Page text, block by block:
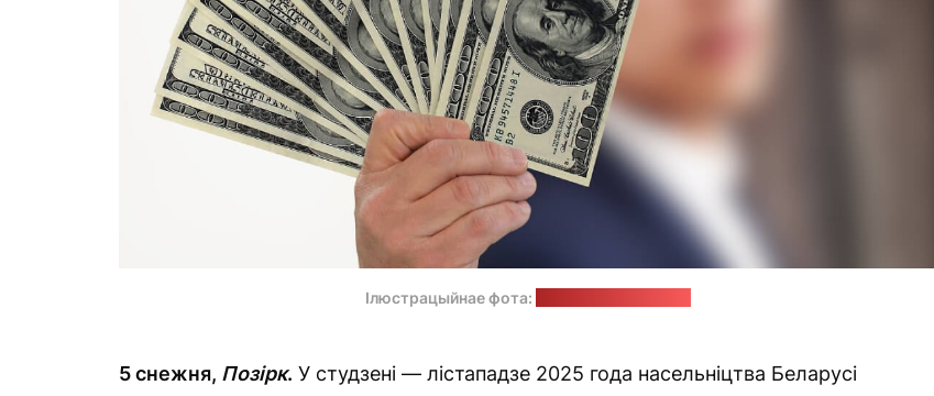
Ілюстрацыйнае фота:
5 снежня, Позірк. У студзені — лістападзе 2025 года насельніцтва Беларусі